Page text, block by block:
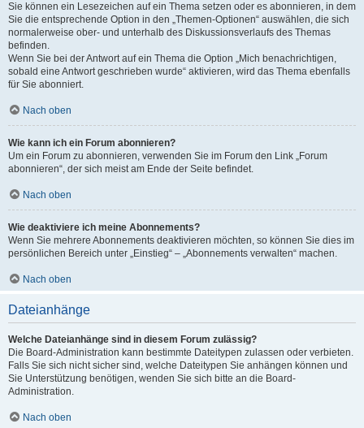
Sie können ein Lesezeichen auf ein Thema setzen oder es abonnieren, in dem
Sie die entsprechende Option in den „Themen-Optionen“ auswählen, die sich
normalerweise ober- und unterhalb des Diskussionsverlaufs des Themas
befinden.
Wenn Sie bei der Antwort auf ein Thema die Option „Mich benachrichtigen,
sobald eine Antwort geschrieben wurde“ aktivieren, wird das Thema ebenfalls
für Sie abonniert.
Nach oben
Wie kann ich ein Forum abonnieren?
Um ein Forum zu abonnieren, verwenden Sie im Forum den Link „Forum
abonnieren“, der sich meist am Ende der Seite befindet.
Nach oben
Wie deaktiviere ich meine Abonnements?
Wenn Sie mehrere Abonnements deaktivieren möchten, so können Sie dies im
persönlichen Bereich unter „Einstieg“ – „Abonnements verwalten“ machen.
Nach oben
Dateianhänge
Welche Dateianhänge sind in diesem Forum zulässig?
Die Board-Administration kann bestimmte Dateitypen zulassen oder verbieten.
Falls Sie sich nicht sicher sind, welche Dateitypen Sie anhängen können und
Sie Unterstützung benötigen, wenden Sie sich bitte an die Board-
Administration.
Nach oben